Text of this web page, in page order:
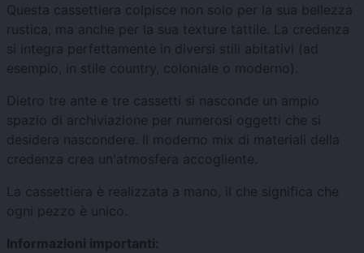
Questa cassettiera colpisce non solo per la sua bellezza
rustica, ma anche per la sua texture tattile. La credenza
si integra perfettamente in diversi stili abitativi (ad
esempio, in stile country, coloniale o moderno).
Dietro tre ante e tre cassetti si nasconde un ampio
spazio di archiviazione per numerosi oggetti che si
desidera nascondere. Il moderno mix di materiali della
credenza crea un'atmosfera accogliente.
La cassettiera è realizzata a mano, il che significa che
ogni pezzo è unico.
Informazioni importanti: